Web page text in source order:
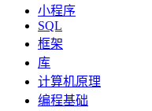
小程序
SQL
框架
库
计算机原理
编程基础